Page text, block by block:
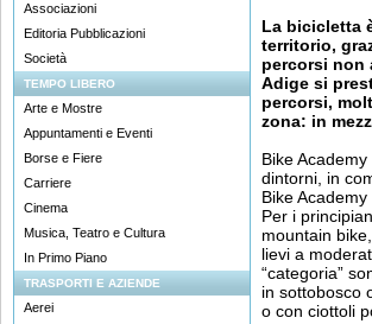
Associazioni
Editoria Pubblicazioni
Società
TEMPO LIBERO
Arte e Mostre
Appuntamenti e Eventi
Borse e Fiere
Carriere
Cinema
Musica, Teatro e Cultura
In Primo Piano
TRASPORTI E AZIENDE
Aerei
La bicicletta
territorio,
percorsi non
Adige si
percorsi,
zona: in
Bike
dintorni, in
Bike
Per i
mountain
lievi a
“categoria”
in sottobosco
o con ciottoli